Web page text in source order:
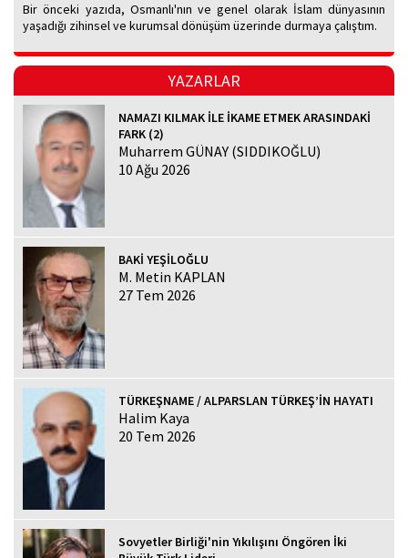
Bir önceki yazıda, Osmanlı'nın ve genel olarak İslam dünyasının
yaşadığı zihinsel ve kurumsal dönüşüm üzerinde durmaya çalıştım.
YAZARLAR
NAMAZI KILMAK İLE İKAME ETMEK ARASINDAKİ
FARK (2)
Muharrem GÜNAY (SIDDIKOĞLU)
10 Ağu 2026
BAKİ YEŞİLOĞLU
M. Metin KAPLAN
27 Tem 2026
TÜRKEŞNAME / ALPARSLAN TÜRKEŞ’İN HAYATI
Halim Kaya
20 Tem 2026
Sovyetler Birliği'nin Yıkılışını Öngören İki